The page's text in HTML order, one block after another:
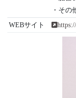
・その
WEBサイト